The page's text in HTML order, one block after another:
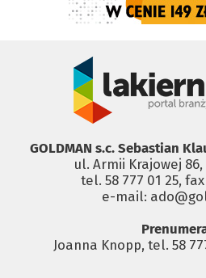
GOLDMAN s.c. Sebastian
ul. Armii Krajowej 86,
tel. 58 777 01 25,
e-mail:
Joanna Knopp, tel. 58